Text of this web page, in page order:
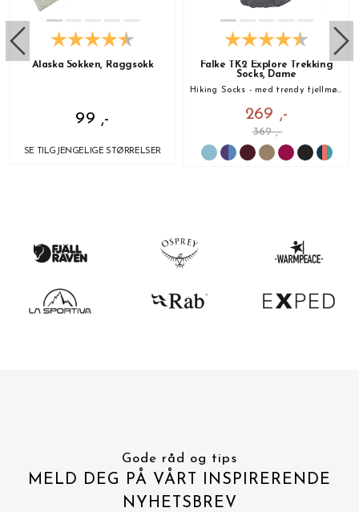
Alaska Sokken, Raggsokk
99 ,-
SE TILGJENGELIGE STØRRELSER
Falke TK2 Explore Trekking
Socks, Dame
Hiking Socks - med trendy fjellmønster!
269 ,-
369 ,-
Gode råd og tips
MELD DEG PÅ VÅRT INSPIRERENDE
NYHETSBREV